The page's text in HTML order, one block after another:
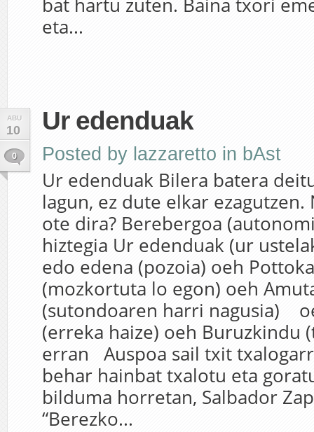
bat hartu zuten. Baina txori
eta...
ABU
10
0
Ur edenduak
Posted by lazzaretto in bAst
Ur edenduak Bilera batera
lagun, ez dute elkar
ote dira? Berebergoa
hiztegia Ur edenduak (ur
edo edena (pozoia) oeh
(mozkortuta lo egon) oeh
(sutondoaren harri nagusia)
(erreka haize) oeh Buruzkindu
erran Auspoa sail txit
behar hainbat txalotu eta
bilduma horretan, Salbador
“Berezko...